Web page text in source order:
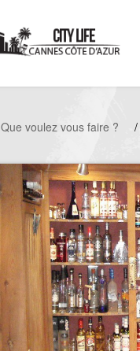
Que voulez vous faire ? /